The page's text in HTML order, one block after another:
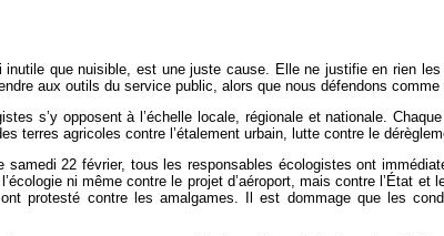
inutile que nuisible, est une juste cause. Elle ne justifie en rien
aux outils du service public, alors que nous défendons
s’y opposent à l’échelle locale, régionale et nationale.
terres agricoles contre l’étalement urbain, lutte contre le
22 février, tous les responsables écologistes ont
ni même contre le projet d’aéroport, mais contre l’État
protesté contre les amalgames. Il est dommage que les